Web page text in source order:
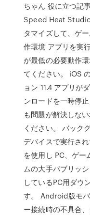
ちゃん 役に立つ記
Speed Heat Studio
タマイズして、ゲ
作環境 アプリを実
が最低の必要動作
てください。 iOS
ョン 11.4 アプリが
ンロードを一時停
も問題が解決しな
ください。 バック
デバイスで実行さ
を使用し PC、ゲ
ムの大手パブリッ
しているPC用ダウ
す。 Android版モ
ー接続時の不具合